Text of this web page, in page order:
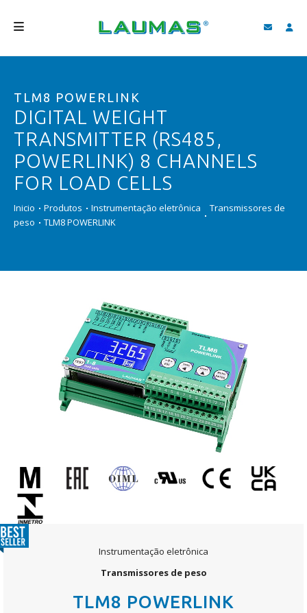
PRODUTOS
SERVIÇOS
ASSISTÊNCIA E DOWNLOAD
VIDEOS
BLOG
FIND
TLM8 POWERLINK
DIGITAL WEIGHT
TRANSMITTER (RS485,
POWERLINK) 8 CHANNELS
FOR LOAD CELLS
Inicio Produtos Instrumentação eletrônica
Transmissores de
peso
TLM8 POWERLINK
Instrumentação eletrônica
Transmissores de peso
TLM8 POWERLINK